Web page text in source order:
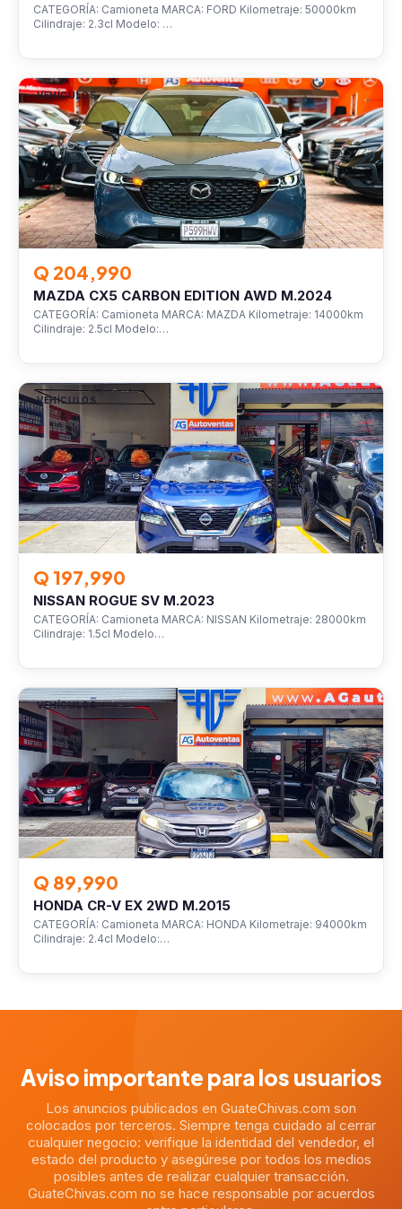
CATEGORÍA: Camioneta MARCA: FORD Kilometraje: 50000km
Cilindraje: 2.3cl Modelo: …
VEHÍCULOS
Q 204,990
MAZDA CX5 CARBON EDITION AWD M.2024
CATEGORÍA: Camioneta MARCA: MAZDA Kilometraje: 14000km
Cilindraje: 2.5cl Modelo:…
VEHÍCULOS
Q 197,990
NISSAN ROGUE SV M.2023
CATEGORÍA: Camioneta MARCA: NISSAN Kilometraje: 28000km
Cilindraje: 1.5cl Modelo…
VEHÍCULOS
Q 89,990
HONDA CR-V EX 2WD M.2015
CATEGORÍA: Camioneta MARCA: HONDA Kilometraje: 94000km
Cilindraje: 2.4cl Modelo:…
Aviso importante para los usuarios
Los anuncios publicados en GuateChivas.com son
colocados por terceros. Siempre tenga cuidado al cerrar
cualquier negocio: verifique la identidad del vendedor, el
estado del producto y asegúrese por todos los medios
posibles antes de realizar cualquier transacción.
GuateChivas.com no se hace responsable por acuerdos